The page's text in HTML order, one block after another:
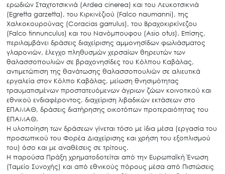
Έργα
Εισιτήρια
Επικοινωνία
ερωδιών Σταχτοτσικνιά (Ardea cinerea) και του Λευκοτσικνιά
(Egretta garzetta), του Κιρκινέζιού (Falco naumanni), της
Χαλκοκουρούνας (Coracias garrulus), του Βραχοκιρκίνεζου
(Falco tinnunculus) και του Νανόμπουφου (Asio otus). Επίσης,
περιλαμβάνει δράσεις διαχείρισης αμμονησίδων φωλιάσματος
γλαρονιών, έλεγχο πληθυσμών χερσαίων θηρευτών των
θαλασσοπουλιών σε βραχονησίδες του Κόλπου Καβάλας,
αντιμετώπιση της θανάτωσης θαλασσοπουλιών σε αλιευτικά
εργαλεία στον Κόλπο Καβάλας, μείωση θνησιμότητας
τραυματισμένων προστατευόμενων άγριων ζώων κοινοτικού και
εθνικού ενδιαφέροντος, διαχείριση λιβαδικών εκτάσεων στο
ΕΠΑΜΑΘ, δράσεις διατήρησης οικοτόπων προτεραιότητας του
ΕΠΑΜΑΘ.
Η υλοποίηση των δράσεων γίνεται τόσο με ίδια μέσα (εργασία του
προσωπικού του Φορέα Διαχείρισης και χρήση του εξοπλισμού
του) όσο και με αναθέσεις σε τρίτους.
Η παρούσα Πράξη χρηματοδοτείται από την Ευρωπαϊκή Ένωση
(Ταμείο Συνοχής) και από εθνικούς πόρους μέσα από Πιστώσεις